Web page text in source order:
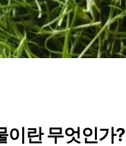
이란 무엇인가?